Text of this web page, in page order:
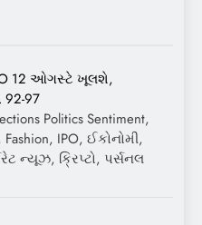
12 ઓગસ્ટે ખૂલશે,
97
Politics Sentiment,
Fashion, IPO, ઈકોનોમી,
ન્યૂઝ, ક્રિપ્ટો, પર્સનલ